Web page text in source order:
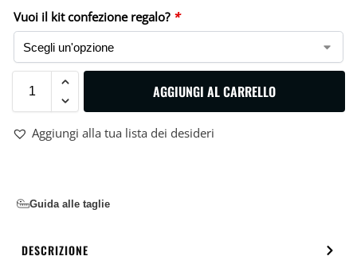
Vuoi il kit confezione regalo? *
AGGIUNGI AL CARRELLO
Aggiungi alla tua lista dei desideri
Guida alle taglie
DESCRIZIONE